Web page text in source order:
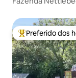
Entre os
Preferido dos